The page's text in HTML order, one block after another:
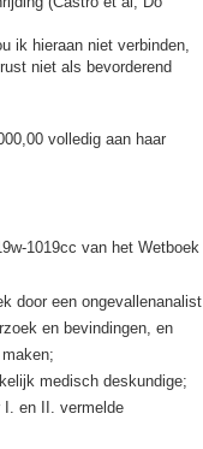
ik hieraan niet verbinden,
niet als bevorderend
volledig aan haar
1019cc van het Wetboek
door een ongevallenanalist
en bevindingen, en
medisch deskundige;
I. en II. vermelde